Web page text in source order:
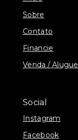
Sobre
Contato
Financie
Venda /
Social
Instagram
Facebook